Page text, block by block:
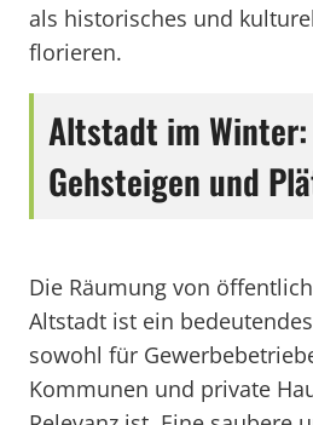
als historisches und
florieren.
Altstadt im Winter:
Gehsteigen und
Die Räumung von
Altstadt ist ein
sowohl für
Kommunen und private